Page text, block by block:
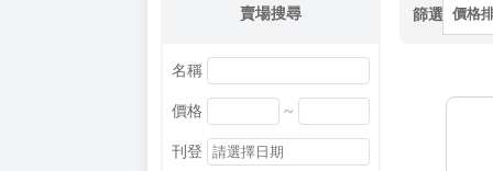
賣場搜尋
名稱
價格 ~
刊登
篩選 價格